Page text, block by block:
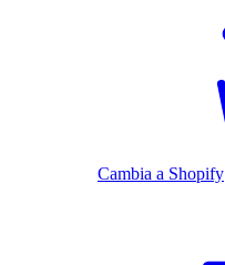
Cambia a Shopify